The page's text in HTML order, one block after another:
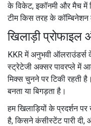
के विकेट, इकॉनमी और मैच में
टीम किस तरह के
खिलाड़ी प्रोफाइल
KKR में अनुभवी ऑलराउंडर्स
स्ट्रेटेजी अक्सर पावरप्ले में
मिक्स चुनने पर टिकी रहती
बनता या बिगड़ता है।
हम खिलाड़ियों के प्रदर्शन
है, किसने कंसीस्टेंट पारी दी,